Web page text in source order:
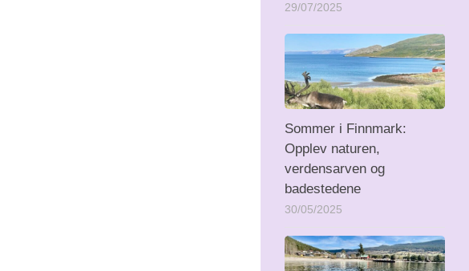
29/07/2025
Sommer i Finnmark:
Opplev naturen,
verdensarven og
badestedene
30/05/2025